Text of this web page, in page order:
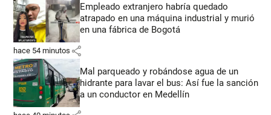
Empleado extranjero habría quedado
atrapado en una máquina industrial y murió
en una fábrica de Bogotá
hace 54 minutos share
Mal parqueado y robándose agua de un
hidrante para lavar el bus: Así fue la sanción
a un conductor en Medellín